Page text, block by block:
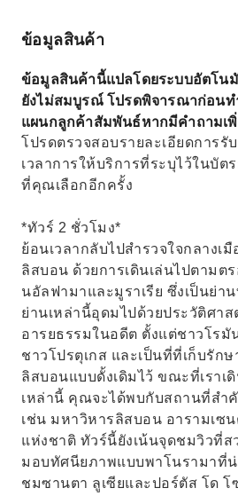
ความรู้ลึกซึ้งเกี่ยวกับเมืองนี้
Lift และใน Pastéis de Belém
เลือกทัวร์ 4 ชั่วโมงเพื่อสำรว
เล็ม!
ข้อมูลสินค้า
ข้อมูลสินค้านี้แปลโดยระบบอัตโน
ยังไม่สมบูรณ์ โปรดพิจารณาก่อน
แผนกลูกค้าสัมพันธ์หากมีคำถามเ
โปรดตรวจสอบรายละเอียดการรั
เวลาการให้บริการที่ระบุไว้ในบัต
ที่คุณเลือกอีกครั้ง
*ทัวร์ 2 ชั่วโมง*
ย้อนเวลากลับไปสำรวจใจกลางเ
ลิสบอน ด้วยการเดินเล่นไปตามต
นอัลฟามาและมูราเรีย ซึ่งเป็นย่า
ย่านเหล่านี้อุดมไปด้วยประวัติศา
อารยธรรมในอดีต ตั้งแต่ชาวโรมั
ชาวโปรตุเกส และเป็นที่ที่เก็บรั
ลิสบอนแบบดั้งเดิมไว้ ขณะที่เราเ
เหล่านี้ คุณจะได้พบกับสถานที่ส
เช่น มหาวิหารลิสบอน อารามเซ
แห่งชาติ ทัวร์นี้ยังเน้นจุดชมวิวที่ส
มอบทัศนียภาพแบบพาโนรามาที่น่
ชมซานตา ลูเซียและปอร์ตัส โด